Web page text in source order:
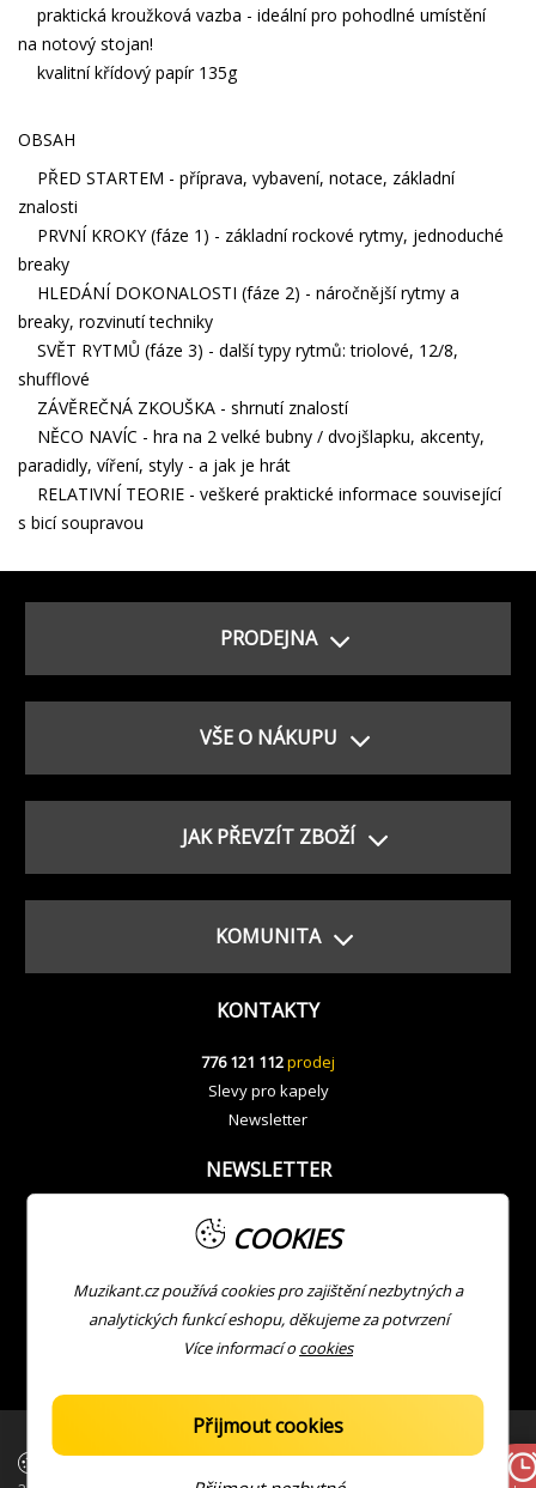
praktická kroužková vazba - ideální pro pohodlné umístění
na notový stojan!
kvalitní křídový papír 135g
OBSAH
PŘED STARTEM - příprava, vybavení, notace, základní
znalosti
PRVNÍ KROKY (fáze 1) - základní rockové rytmy, jednoduché
breaky
HLEDÁNÍ DOKONALOSTI (fáze 2) - náročnější rytmy a
breaky, rozvinutí techniky
SVĚT RYTMŮ (fáze 3) - další typy rytmů: triolové, 12/8,
shufflové
ZÁVĚREČNÁ ZKOUŠKA - shrnutí znalostí
NĚCO NAVÍC - hra na 2 velké bubny / dvojšlapku, akcenty,
paradidly, víření, styly - a jak je hrát
RELATIVNÍ TEORIE - veškeré praktické informace související
s bicí soupravou
PRODEJNA
VŠE O NÁKUPU
JAK PŘEVZÍT ZBOŽÍ
KOMUNITA
KONTAKTY
776 121 112prodej
Slevy pro kapely
Newsletter
NEWSLETTER
| Copyright © Muzikant
Developed with ❤ by JV
COOKIES
Muzikant.cz používá cookies pro zajištění nezbytných a
analytických funkcí eshopu, děkujeme za potvrzení
Více informací ocookies
Přijmout cookies